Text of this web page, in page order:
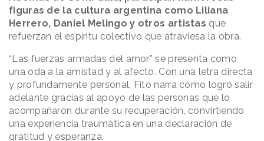
figuras de la cultura argentina como Liliana
Herrero, Daniel Melingo y otros artistas que
refuerzan el espíritu colectivo que atraviesa la obra.
“Las fuerzas armadas del amor” se presenta como
una oda a la amistad y al afecto. Con una letra directa
y profundamente personal, Fito narra cómo logró salir
adelante gracias al apoyo de las personas que lo
acompañaron durante su recuperación, convirtiendo
una experiencia traumática en una declaración de
gratitud y esperanza.